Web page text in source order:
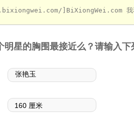
星的胸围最接近么？请输入下